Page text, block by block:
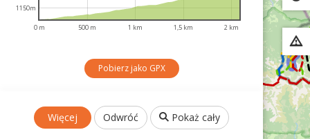
0 m 500 m 1 km 1,5 km 2 km
1150m
Pobierz jako GPX
Więcej Odwróć Pokaż cały